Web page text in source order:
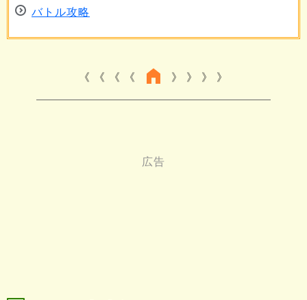
バトル攻略
《 《 《 》 》 》